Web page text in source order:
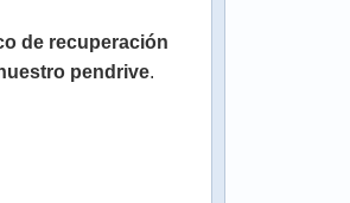
de recuperación
pendrive.